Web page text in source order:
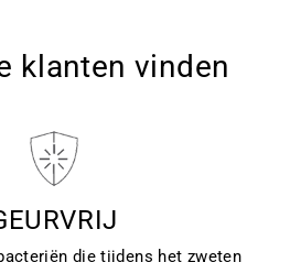
klanten vinden
die tijdens het zweten